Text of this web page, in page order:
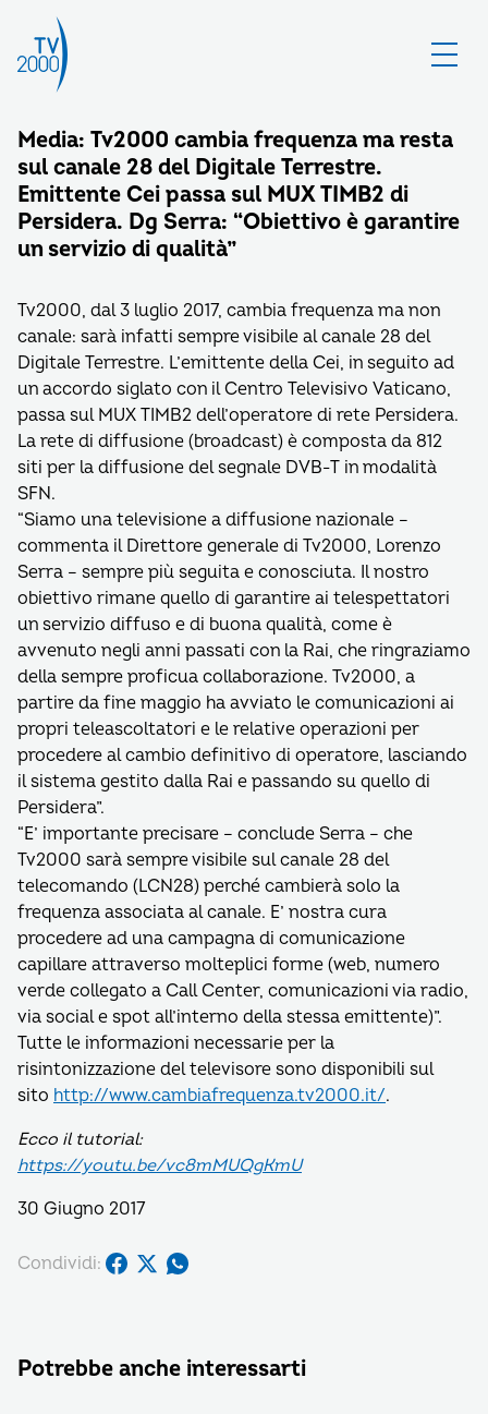
Media: Tv2000 cambia frequenza ma resta
sul canale 28 del Digitale Terrestre.
Emittente Cei passa sul MUX TIMB2 di
Persidera. Dg Serra: “Obiettivo è garantire
un servizio di qualità”
Tv2000, dal 3 luglio 2017, cambia frequenza ma non
canale: sarà infatti sempre visibile al canale 28 del
Digitale Terrestre. L’emittente della Cei, in seguito ad
un accordo siglato con il Centro Televisivo Vaticano,
passa sul MUX TIMB2 dell’operatore di rete Persidera.
La rete di diffusione (broadcast) è composta da 812
siti per la diffusione del segnale DVB-T in modalità
SFN.
“Siamo una televisione a diffusione nazionale –
commenta il Direttore generale di Tv2000, Lorenzo
Serra – sempre più seguita e conosciuta. Il nostro
obiettivo rimane quello di garantire ai telespettatori
un servizio diffuso e di buona qualità, come è
avvenuto negli anni passati con la Rai, che ringraziamo
della sempre proficua collaborazione. Tv2000, a
partire da fine maggio ha avviato le comunicazioni ai
propri teleascoltatori e le relative operazioni per
procedere al cambio definitivo di operatore, lasciando
il sistema gestito dalla Rai e passando su quello di
Persidera”.
“E’ importante precisare – conclude Serra – che
Tv2000 sarà sempre visibile sul canale 28 del
telecomando (LCN28) perché cambierà solo la
frequenza associata al canale. E’ nostra cura
procedere ad una campagna di comunicazione
capillare attraverso molteplici forme (web, numero
verde collegato a Call Center, comunicazioni via radio,
via social e spot all’interno della stessa emittente)”.
Tutte le informazioni necessarie per la
risintonizzazione del televisore sono disponibili sul
sito http://www.cambiafrequenza.tv2000.it/.
Ecco il tutorial:
https://youtu.be/vc8mMUQgKmU
30 Giugno 2017
Condividi:
Potrebbe anche interessarti